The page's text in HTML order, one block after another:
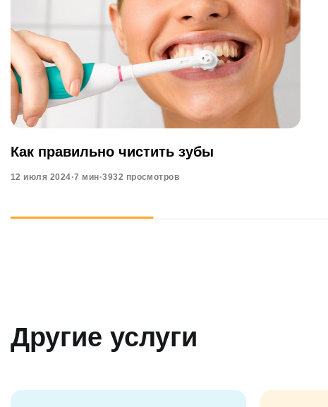
Как правильно чистить зубы
12 июля 2024·7 мин·3932 просмотров
Другие услуги